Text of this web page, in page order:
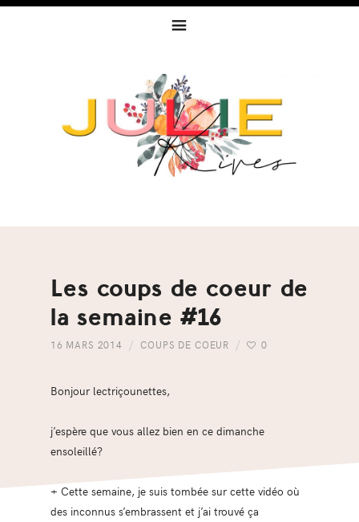
Les coups de coeur de
la semaine #16
16 MARS 2014 COUPS DE COEUR 0
Bonjour lectriçounettes,
j’espère que vous allez bien en ce dimanche
ensoleillé?
+ Cette semaine, je suis tombée sur cette vidéo où
des inconnus s’embrassent et j’ai trouvé ça